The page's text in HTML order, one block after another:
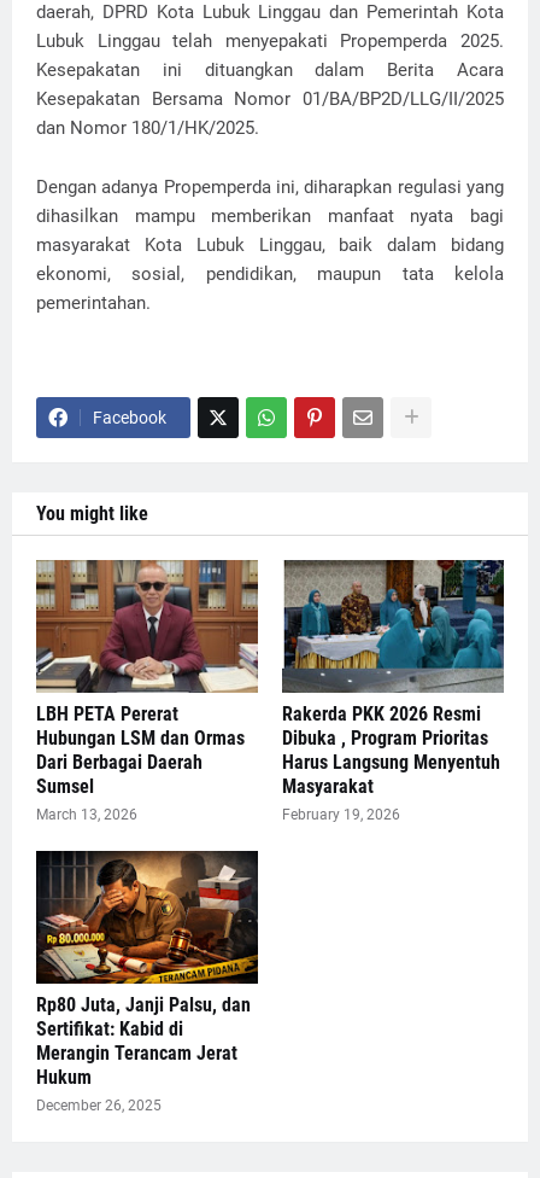
daerah, DPRD Kota Lubuk Linggau dan Pemerintah Kota
Lubuk Linggau telah menyepakati Propemperda 2025.
Kesepakatan ini dituangkan dalam Berita Acara
Kesepakatan Bersama Nomor 01/BA/BP2D/LLG/II/2025
dan Nomor 180/1/HK/2025.
Dengan adanya Propemperda ini, diharapkan regulasi yang
dihasilkan mampu memberikan manfaat nyata bagi
masyarakat Kota Lubuk Linggau, baik dalam bidang
ekonomi, sosial, pendidikan, maupun tata kelola
pemerintahan.
Facebook
You might like
LBH PETA Pererat
Hubungan LSM dan Ormas
Dari Berbagai Daerah
Sumsel
March 13, 2026
Rakerda PKK 2026 Resmi
Dibuka , Program Prioritas
Harus Langsung Menyentuh
Masyarakat
February 19, 2026
Rp80 Juta, Janji Palsu, dan
Sertifikat: Kabid di
Merangin Terancam Jerat
Hukum
December 26, 2025